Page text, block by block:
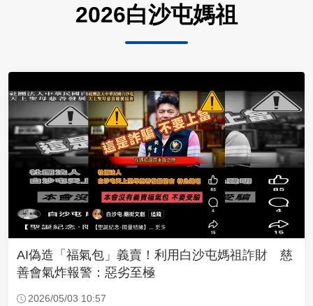
2026白沙屯媽祖
AI偽造「福氣包」義賣！利用白沙屯媽祖詐財 慈
善會氣炸報警：惡劣至極
2026/05/03 10:57